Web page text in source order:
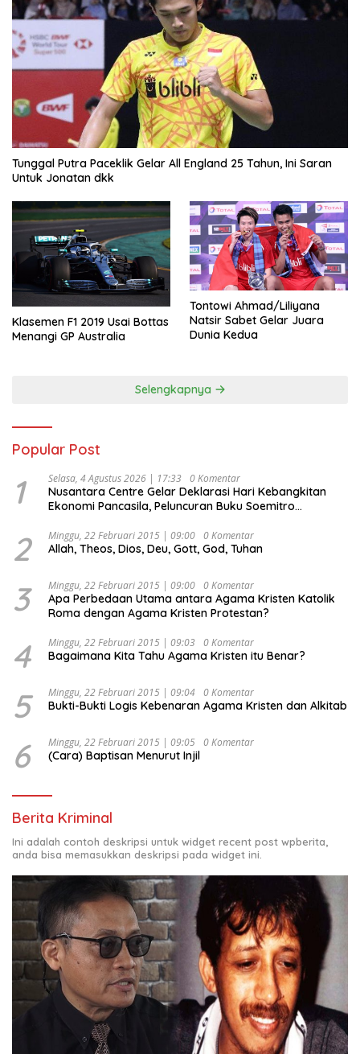
Tunggal Putra Paceklik Gelar All England 25 Tahun, Ini Saran
Untuk Jonatan dkk
Klasemen F1 2019 Usai Bottas
Menangi GP Australia
Tontowi Ahmad/Liliyana
Natsir Sabet Gelar Juara
Dunia Kedua
Selengkapnya
Popular Post
1 Selasa, 4 Agustus 2026 | 17:33 0 Komentar
Nusantara Centre Gelar Deklarasi Hari Kebangkitan
Ekonomi Pancasila, Peluncuran Buku Soemitro
Ekonomi Politik Indonesia) & Simposium Nasional
“Urgensi Undang-Undang Perekonomian Nasional dan
Indonesia Emas 2045”,
2 Minggu, 22 Februari 2015 | 09:00 0 Komentar
Allah, Theos, Dios, Deu, Gott, God, Tuhan
3 Minggu, 22 Februari 2015 | 09:00 0 Komentar
Apa Perbedaan Utama antara Agama Kristen Katolik
Roma dengan Agama Kristen Protestan?
4 Minggu, 22 Februari 2015 | 09:03 0 Komentar
Bagaimana Kita Tahu Agama Kristen itu Benar?
5 Minggu, 22 Februari 2015 | 09:04 0 Komentar
Bukti-Bukti Logis Kebenaran Agama Kristen dan Alkitab
6 Minggu, 22 Februari 2015 | 09:05 0 Komentar
(Cara) Baptisan Menurut Injil
Berita Kriminal
Ini adalah contoh deskripsi untuk widget recent post wpberita,
anda bisa memasukkan deskripsi pada widget ini.